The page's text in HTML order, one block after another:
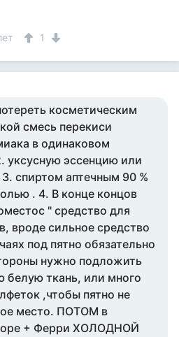
1
косметическим
смесь перекиси
в одинаковом
уксусную эссенцию или
спиртом аптечным 90 %
. 4. В конце концов
" средство для
вроде сильное средство
под пятно обязательно
нужно подложить
белую ткань, или много
,чтобы пятно не
место. ПОТОМ в
+ Ферри ХОЛОДНОЙ